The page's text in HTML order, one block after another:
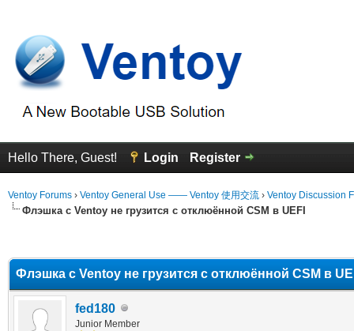
Hello There, Guest! Login Register
Ventoy Forums › Ventoy General Use —— Ventoy 使用交流 › Ventoy Discussion
Флэшка с Ventoy не грузится с отклюённой CSM в UEFI
Флэшка с Ventoy не грузится с отклюённой CSM в
fed180
Junior Member